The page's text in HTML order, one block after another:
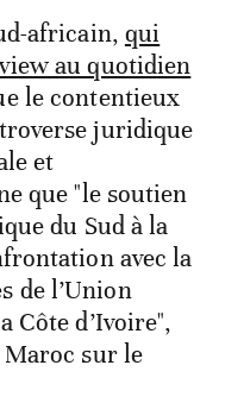
africain, qui
au quotidien
le contentieux
juridique
et
que "le soutien
du Sud à la
avec la
de l’Union
Côte d’Ivoire",
sur le